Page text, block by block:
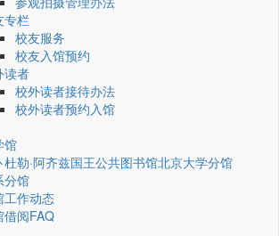
专栏
校友服务
校友入馆预约
读者
校外读者接待办法
校外读者预约入馆
馆
杜勒·阿齐兹国王公共图书馆北京大学分馆
分馆
工作动态
借阅FAQ